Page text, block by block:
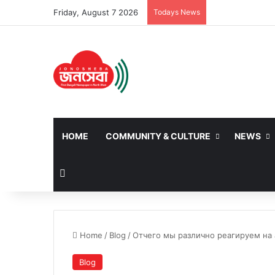
Friday, August 7 2026 Todays News
HOME COMMUNITY & CULTURE NEWS
Home / Blog /Отчего мы различно реагируем
Blog